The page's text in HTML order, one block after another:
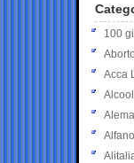
100
Aborto
Acca
Alcool
Alfano